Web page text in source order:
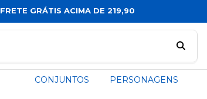
FRETE GRÁTIS ACIMA DE 219,90
CONJUNTOS PERSONAGENS